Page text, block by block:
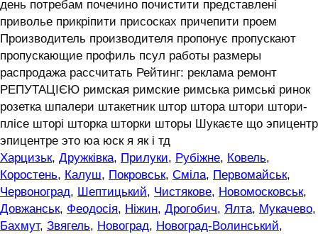
день потребам почечино почистити представлені
приволье прикріпити присосках причепити проем
Производитель производителя пропонує пропускают
пропускающие профиль псул работы размеры
распродажа рассчитать Рейтинг: реклама ремонт
РЕПУТАЦІЄЮ римская римские римська римські ринок
розетка шпалери штакетник штор штора штори штори-
плісе шторі шторка шторки шторы Шукаєте що эпицентр
эпицентре это юа юск я як і тд
Харцизьк, Дружківка, Прилуки, Рубіжне, Ковель,
Коростень, Калуш, Покровськ, Сміла, Первомайськ,
Червоноград, Шептицький, Чистякове, Новомосковськ,
Довжанськ, Феодосія, Ніжин, Дрогобич, Ялта, Мукачево,
Бахмут, Звягель, Новоград, Новоград-Волинський,